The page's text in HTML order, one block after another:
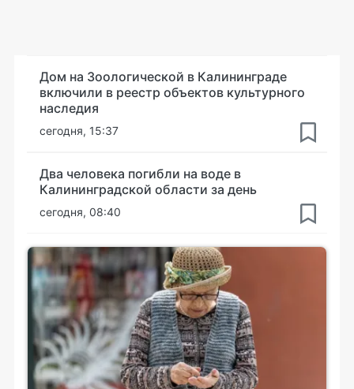
Дом на Зоологической в Калининграде
включили в реестр объектов культурного
наследия
сегодня, 15:37
Два человека погибли на воде в
Калининградской области за день
сегодня, 08:40